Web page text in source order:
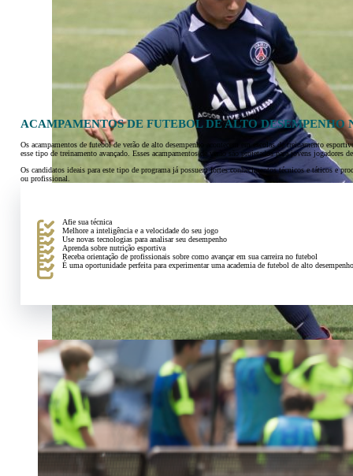
ACAMPAMENTOS DE FUTEBOL DE ALTO DESEMPENHO
Os acampamentos de futebol de verão de alto desempenho acontecem em escolas de treinamento
esse tipo de treinamento avançado. Esses acampamentos de verão são projetados para jovens
Os candidatos ideais para este tipo de programa já possuem fortes conhecimentos técnicos e táticos e
ou profissional.
Afie sua técnica
Melhore a inteligência e a velocidade do seu jogo
Use novas tecnologias para analisar seu desempenho
Aprenda sobre nutrição esportiva
Receba orientação de profissionais sobre como avançar em sua carreira no futebol
É uma oportunidade perfeita para experimentar uma academia de futebol de alto